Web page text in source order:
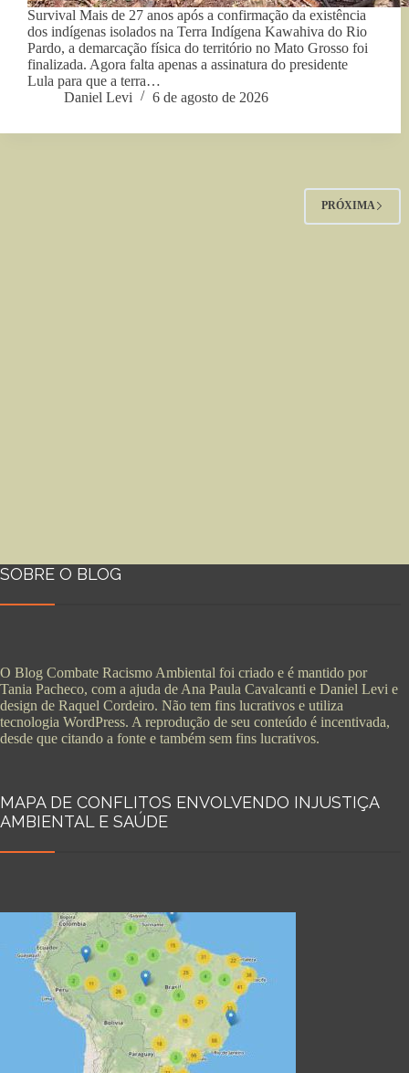
Survival Mais de 27 anos após a confirmação da existência
dos indígenas isolados na Terra Indígena Kawahiva do Rio
Pardo, a demarcação física do território no Mato Grosso foi
finalizada. Agora falta apenas a assinatura do presidente
Lula para que a terra…
Daniel Levi
6 de agosto de 2026
PRÓXIMA
SOBRE O BLOG
O Blog Combate Racismo Ambiental foi criado e é mantido por
Tania Pacheco, com a ajuda de Ana Paula Cavalcanti e Daniel Levi e
design de Raquel Cordeiro. Não tem fins lucrativos e utiliza
tecnologia WordPress. A reprodução de seu conteúdo é incentivada,
desde que citando a fonte e também sem fins lucrativos.
MAPA DE CONFLITOS ENVOLVENDO INJUSTIÇA
AMBIENTAL E SAÚDE